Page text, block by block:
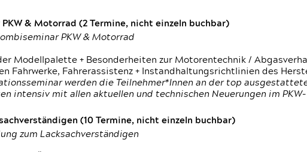
& Motorrad (2 Termine, nicht einzeln buchbar)
PKW & Motorrad
Modellpalette + Besonderheiten zur Motorentechnik /
Fahrwerke, Fahrerassistenz + Instandhaltungsrichtlinien des
werden die Teilnehmer*Innen an der top
intensiv mit allen aktuellen und technischen Neuerungen im
(10 Termine, nicht einzeln buchbar)
zum Lacksachverständigen